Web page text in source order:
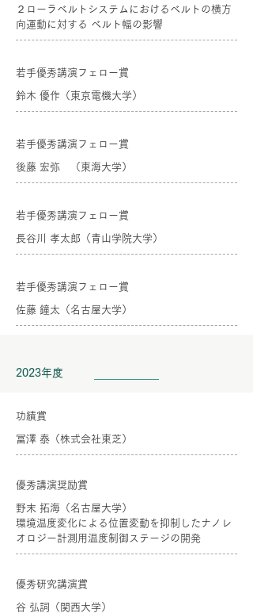
２ローラベルトシステムにおけるベルトの横方
向運動に対する ベルト幅の影響
若手優秀講演フェロー賞
鈴木 優作（東京電機大学）
若手優秀講演フェロー賞
後藤 宏弥 （東海大学）
若手優秀講演フェロー賞
長谷川 孝太郎（青山学院大学）
若手優秀講演フェロー賞
佐藤 鐘太（名古屋大学）
2023年度
功績賞
冨澤 泰（株式会社東芝）
優秀講演奨励賞
野末 拓海（名古屋大学）
環境温度変化による位置変動を抑制したナノレ
オロジー計測用温度制御ステージの開発
優秀研究講演賞
谷 弘詞（関西大学）